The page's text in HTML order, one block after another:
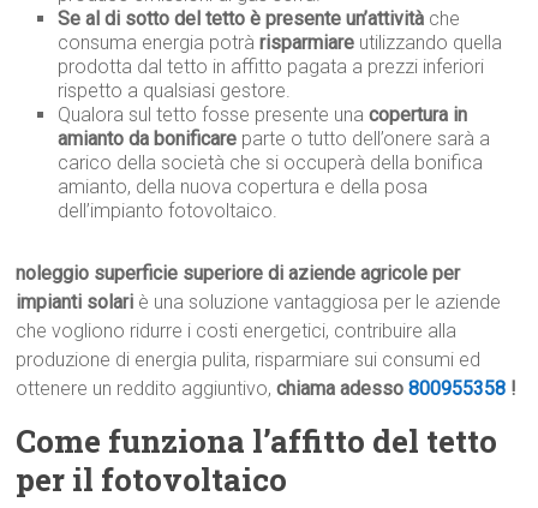
Se al di sotto del tetto è presente un’attività che
consuma energia potràrisparmiare utilizzando quella
prodotta dal tetto in affitto pagata a prezzi inferiori
rispetto a qualsiasi gestore.
Qualora sul tetto fosse presente unacopertura in
amianto da bonificare parte o tutto dell’onere sarà a
carico della società che si occuperà della bonifica
amianto, della nuova copertura e della posa
dell’impianto fotovoltaico.
noleggio superficie superiore di aziende agricole per
impianti solari è una soluzione vantaggiosa per le aziende
che vogliono ridurre i costi energetici, contribuire alla
produzione di energia pulita, risparmiare sui consumi ed
ottenere un reddito aggiuntivo,chiama adesso800955358 !
Come funziona l’affitto del tetto
per il fotovoltaico